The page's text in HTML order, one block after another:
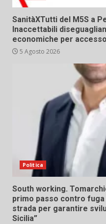
SanitàXTutti del M5S a
Inaccettabili
economiche per
5 Agosto 2026
Politica
South working.
primo passo contro
strada per garantire
Sicilia”